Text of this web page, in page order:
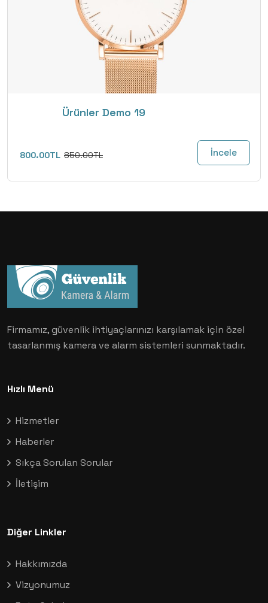
Ürünler Demo 19
800.00TL 850.00TL İncele
Firmamız, güvenlik ihtiyaçlarınızı karşılamak için özel
tasarlanmış kamera ve alarm sistemleri sunmaktadır.
Hızlı Menü
Hizmetler
Haberler
Sıkça Sorulan Sorular
İletişim
Diğer Linkler
Hakkımızda
Vizyonumuz